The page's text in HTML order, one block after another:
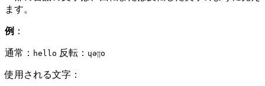
ます。
例 ：
通常： hello 反転： ɥǝןןo
使用される文字：